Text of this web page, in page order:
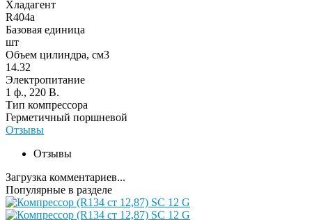
Хладагент
R404a
Базовая единица
шт
Объем цилиндра, см3
14.32
Электропитание
1 ф., 220 В.
Тип компрессора
Герметичный поршневой
Отзывы
Отзывы
Загрузка комментариев...
Популярные в разделе